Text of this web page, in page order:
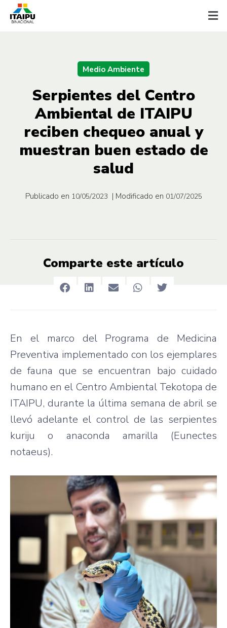
Medio Ambiente
Serpientes del Centro
Ambiental de ITAIPU
reciben chequeo anual y
muestran buen estado de
salud
Publicado en 10/05/2023 | Modificado en 01/07/2025
Comparte este artículo
En el marco del Programa de Medicina
Preventiva implementado con los ejemplares
de fauna que se encuentran bajo cuidado
humano en el Centro Ambiental Tekotopa de
ITAIPU, durante la última semana de abril se
llevó adelante el control de las serpientes
kuriju o anaconda amarilla (Eunectes
notaeus).